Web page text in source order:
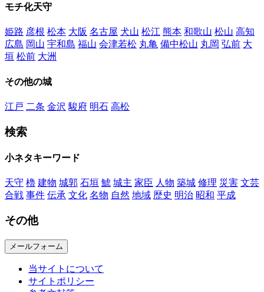
モチ化天守
姫路 彦根 松本 大阪 名古屋 犬山 松江 熊本 和歌山 松山 高知
広島 岡山 宇和島 福山 会津若松 丸亀 備中松山 丸岡 弘前 大
垣 松前 大洲
その他の城
江戸 二条 金沢 駿府 明石 高松
検索
小ネタキーワード
天守 櫓 建物 城郭 石垣 鯱 城主 家臣 人物 築城 修理 災害 文芸
合戦 事件 伝承 文化 名物 自然 地域 歴史 明治 昭和 平成
その他
メールフォーム
当サイトについて
サイトポリシー